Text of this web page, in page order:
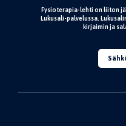
Fysioterapia-lehti on liiton
Lukusali-palvelussa.
kirjaimin ja